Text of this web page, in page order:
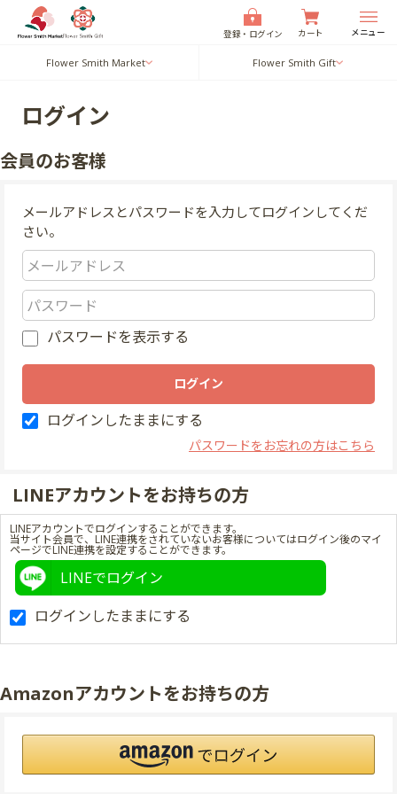
登録・ログイン カート メニュー
Flower Smith Market Flower Smith Gift
ログイン
会員のお客様
メールアドレスとパスワードを入力してログインしてくだ
さい。
パスワードを表示する
ログインしたままにする
パスワードをお忘れの方はこちら
LINEアカウントをお持ちの方
LINEアカウントでログインすることができます。
当サイト会員で、LINE連携をされていないお客様についてはログイン後のマイ
ページでLINE連携を設定することができます。
LINEでログイン
ログインしたままにする
Amazonアカウントをお持ちの方